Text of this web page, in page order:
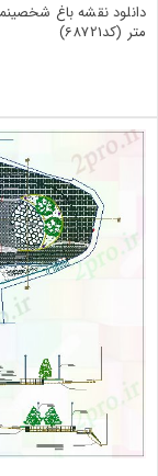
متر (کد68721)